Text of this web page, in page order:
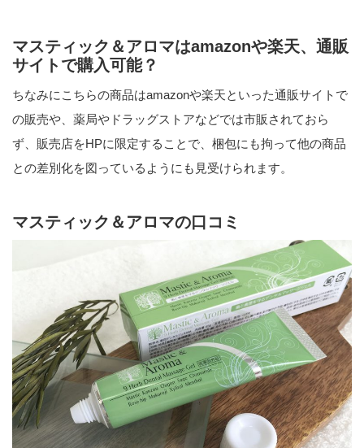
マスティック＆アロマはamazonや楽天、通販
サイトで購入可能？
ちなみにこちらの商品はamazonや楽天といった通販サイトで
の販売や、薬局やドラッグストアなどでは市販されておら
ず、販売店をHPに限定することで、梱包にも拘って他の商品
との差別化を図っているようにも見受けられます。
マスティック＆アロマの口コミ